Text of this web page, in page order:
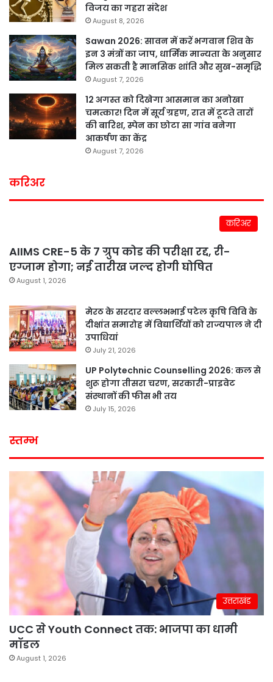
विजय का गहरा संदेश
August 8, 2026
Sawan 2026: सावन में करें भगवान शिव के
इन 3 मंत्रों का जाप, धार्मिक मान्यता के अनुसार
मिल सकती है मानसिक शांति और सुख-समृद्धि
August 7, 2026
12 अगस्त को दिखेगा आसमान का अनोखा
चमत्कार! दिन में सूर्य ग्रहण, रात में टूटते तारों
की बारिश, स्पेन का छोटा सा गांव बनेगा
आकर्षण का केंद्र
August 7, 2026
करिअर
करिअर
AIIMS CRE-5 के 7 ग्रुप कोड की परीक्षा रद्द, री-
एग्जाम होगा; नई तारीख जल्द होगी घोषित
August 1, 2026
मेरठ के सरदार वल्लभभाई पटेल कृषि विवि के
दीक्षांत समारोह में विद्यार्थियों को राज्यपाल ने दी
उपाधियां
July 21, 2026
UP Polytechnic Counselling 2026: कल से
शुरू होगा तीसरा चरण, सरकारी-प्राइवेट
संस्थानों की फीस भी तय
July 15, 2026
स्तम्भ
उत्तराखंड
UCC से Youth Connect तक: भाजपा का धामी
मॉडल
August 1, 2026